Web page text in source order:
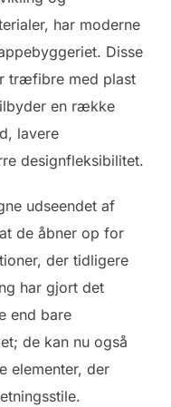
har moderne
Disse
træfibre med plast
en række
lavere
designfleksibilitet.
udseendet af
de åbner op for
der tidligere
har gjort det
end bare
de kan nu også
elementer, der